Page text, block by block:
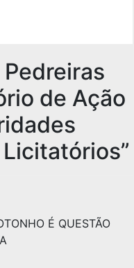
de Ação
”
É QUESTÃO